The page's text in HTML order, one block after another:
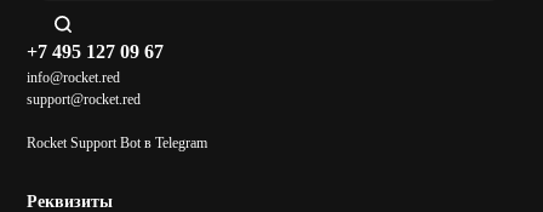
+7 495 127 09 67
info@rocket.red
support@rocket.red
Rocket Support Bot в Telegram
Реквизиты